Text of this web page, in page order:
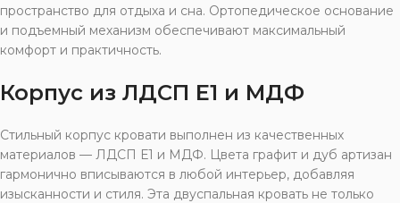
пространство для отдыха и сна. Ортопедическое основание
и подъемный механизм обеспечивают максимальный
комфорт и практичность.
Корпус из ЛДСП Е1 и МДФ
Стильный корпус кровати выполнен из качественных
материалов — ЛДСП Е1 и МДФ. Цвета графит и дуб артизан
гармонично вписываются в любой интерьер, добавляя
изысканности и стиля. Эта двуспальная кровать не только